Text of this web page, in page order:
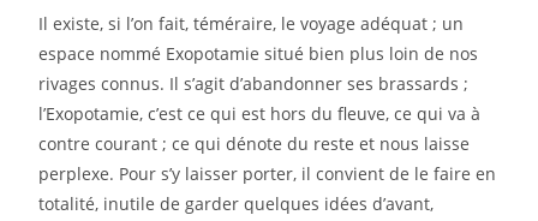
Il existe, si l’on fait, téméraire, le voyage adéquat ; un
espace nommé Exopotamie situé bien plus loin de nos
rivages connus. Il s’agit d’abandonner ses brassards ;
l’Exopotamie, c’est ce qui est hors du fleuve, ce qui va à
contre courant ; ce qui dénote du reste et nous laisse
perplexe. Pour s’y laisser porter, il convient de le faire en
totalité, inutile de garder quelques idées d’avant,